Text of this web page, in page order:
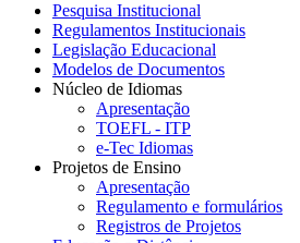
Pesquisa Institucional
Regulamentos Institucionais
Legislação Educacional
Modelos de Documentos
Núcleo de Idiomas
Apresentação
TOEFL - ITP
e-Tec Idiomas
Projetos de Ensino
Apresentação
Regulamento e formulários
Registros de Projetos